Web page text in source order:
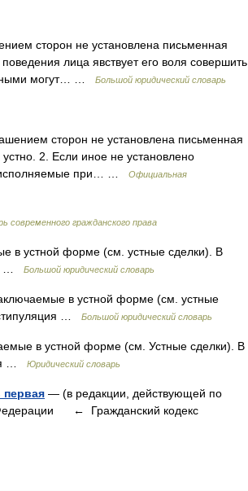
сторон не установлена письменная
лица явствует его воля совершить
могут… …
Большой юридический словарь
сторон не установлена письменная
2. Если иное не установлено
исполняемые при… …
Официальная
современного гражданского права
в устной форме (см. устные сделки). В
…
Большой юридический словарь
в устной форме (см. устные
…
Большой юридический словарь
в устной форме (см. Устные сделки). В
…
Юридический словарь
первая — (в редакции, действующей по
Федерации ← Гражданский кодекс